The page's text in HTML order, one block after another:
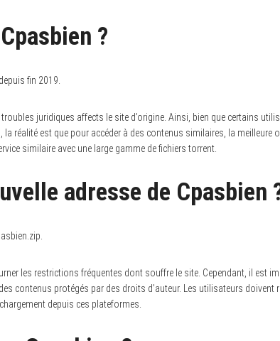
?
fin 2019.
juridiques affects le site d’origine. Ainsi, bien que certains
la réalité est que pour accéder à des contenus similaires, la meilleure
similaire avec une large gamme de fichiers torrent.
adresse de Cpasbien
les restrictions fréquentes dont souffre le site. Cependant, il est
contenus protégés par des droits d’auteur. Les utilisateurs doivent
depuis ces plateformes.